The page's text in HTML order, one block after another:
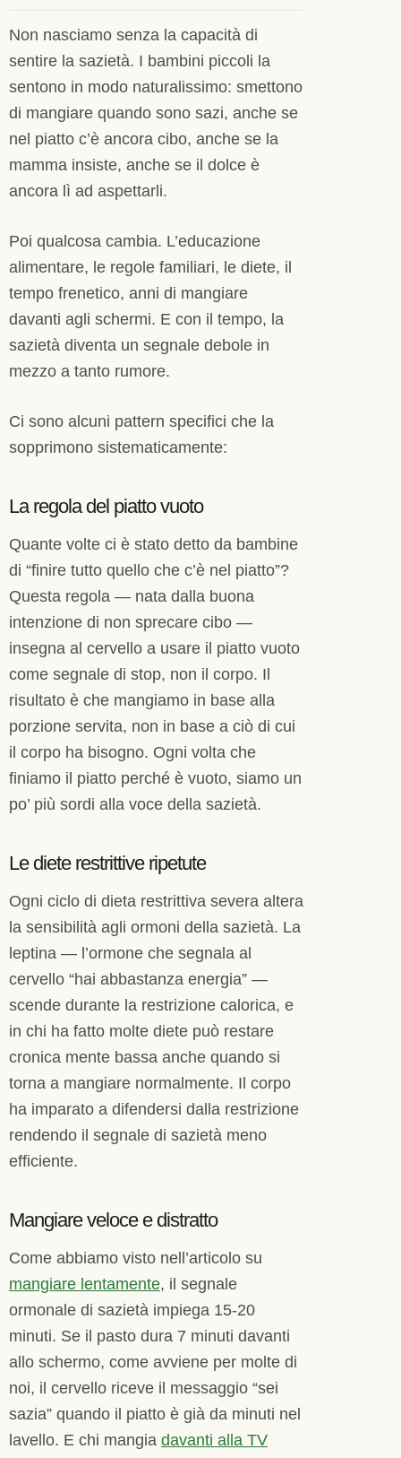
Non nasciamo senza la capacità di
sentire la sazietà. I bambini piccoli la
sentono in modo naturalissimo: smettono
di mangiare quando sono sazi, anche se
nel piatto c’è ancora cibo, anche se la
mamma insiste, anche se il dolce è
ancora lì ad aspettarli.
Poi qualcosa cambia. L’educazione
alimentare, le regole familiari, le diete, il
tempo frenetico, anni di mangiare
davanti agli schermi. E con il tempo, la
sazietà diventa un segnale debole in
mezzo a tanto rumore.
Ci sono alcuni pattern specifici che la
sopprimono sistematicamente:
La regola del piatto vuoto
Quante volte ci è stato detto da bambine
di “finire tutto quello che c’è nel piatto”?
Questa regola — nata dalla buona
intenzione di non sprecare cibo —
insegna al cervello a usare il piatto vuoto
come segnale di stop, non il corpo. Il
risultato è che mangiamo in base alla
porzione servita, non in base a ciò di cui
il corpo ha bisogno. Ogni volta che
finiamo il piatto perché è vuoto, siamo un
po’ più sordi alla voce della sazietà.
Le diete restrittive ripetute
Ogni ciclo di dieta restrittiva severa altera
la sensibilità agli ormoni della sazietà. La
leptina — l’ormone che segnala al
cervello “hai abbastanza energia” —
scende durante la restrizione calorica, e
in chi ha fatto molte diete può restare
cronica mente bassa anche quando si
torna a mangiare normalmente. Il corpo
ha imparato a difendersi dalla restrizione
rendendo il segnale di sazietà meno
efficiente.
Mangiare veloce e distratto
Come abbiamo visto nell’articolo su
mangiare lentamente, il segnale
ormonale di sazietà impiega 15-20
minuti. Se il pasto dura 7 minuti davanti
allo schermo, come avviene per molte di
noi, il cervello riceve il messaggio “sei
sazia” quando il piatto è già da minuti nel
lavello. E chi mangia davanti alla TV